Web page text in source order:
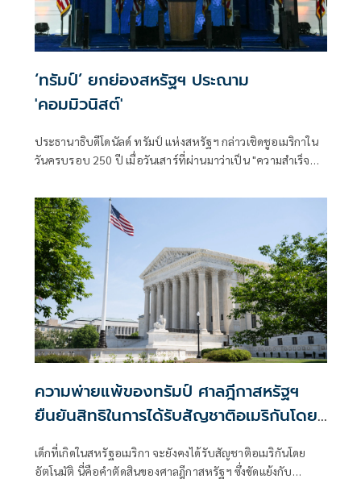
‘ทรัมป์’ ยกย่องสหรัฐฯ ประณาม
'คอมมิวนิสต์'
ประธานาธิบดีโดนัลด์ ทรัมป์ แห่งสหรัฐฯ กล่าวเชิดชูอเมริกาใน
วันครบรอบ 250 ปี เมื่อวันเสาร์ที่ผ่านมาว่าเป็น "ความสำเร็จ
การโจมตีฝ่ายตรงข้ามภายในประเทศอีกครั้ง โดยตราหน้าว่า
เป็นพวกคอมมิวนิสต์
ความพ่ายแพ้ของทรัมป์ ศาลฎีกาสหรัฐฯ
ยืนยันสิทธิในการได้รับสัญชาติอเมริกันโดย
กำเนิด
เด็กที่เกิดในสหรัฐอเมริกา จะยังคงได้รับสัญชาติอเมริกันโดย
อัตโนมัติ นี่คือคำตัดสินของศาลฎีกาสหรัฐฯ ซึ่งขัดแย้งกับ